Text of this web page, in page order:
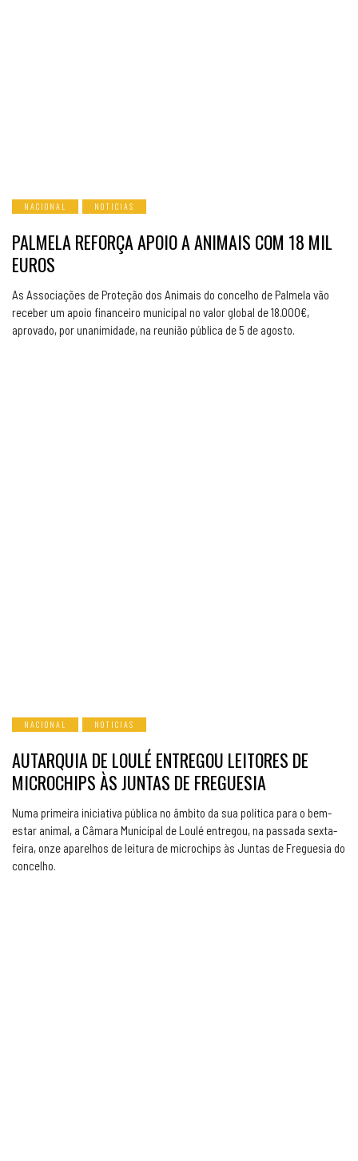
NACIONAL NOTICIAS
PALMELA REFORÇA APOIO A ANIMAIS COM 18 MIL
EUROS
As Associações de Proteção dos Animais do concelho de Palmela vão
receber um apoio financeiro municipal no valor global de 18.000€,
aprovado, por unanimidade, na reunião pública de 5 de agosto.
NACIONAL NOTICIAS
AUTARQUIA DE LOULÉ ENTREGOU LEITORES DE
MICROCHIPS ÀS JUNTAS DE FREGUESIA
Numa primeira iniciativa pública no âmbito da sua política para o bem-
estar animal, a Câmara Municipal de Loulé entregou, na passada sexta-
feira, onze aparelhos de leitura de microchips às Juntas de Freguesia do
concelho.